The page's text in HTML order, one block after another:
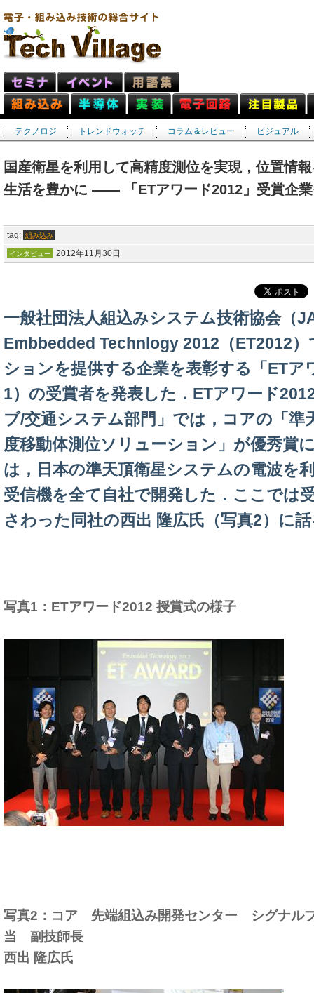
テクノロジ トレンドウォッチ コラム＆レビュー ビジュアル
国産衛星を利用して高精度測位を実現，位置情
生活を豊かに ―― 「ETアワード2012」受賞企
tag: 組み込み
インタビュー 2012年11月30日
一般社団法人組込みシステム技術協会（
Embbedded Technlogy 2012（ET2012
ションを提供する企業を表彰する「ETア
1）の受賞者を発表した．ETアワード
ブ/交通システム部門」では，コアの「準
度移動体測位ソリューション」が優秀賞
は，日本の準天頂衛星システムの電波を
受信機を全て自社で開発した．ここでは
さわった同社の西出 隆広氏（写真2）に
写真1：ETアワード2012 授賞式の様子
写真2：コア 先端組込み開発センター シグナル
当 副技師長
西出 隆広氏